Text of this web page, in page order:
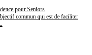
pour Seniors
commun qui est de faciliter